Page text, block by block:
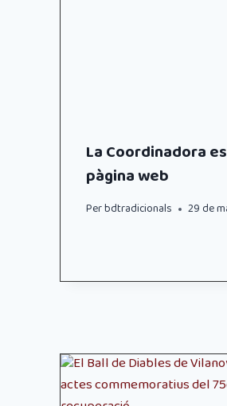
La Coordinadora
pàgina web
Perbdtradicionals 29 de